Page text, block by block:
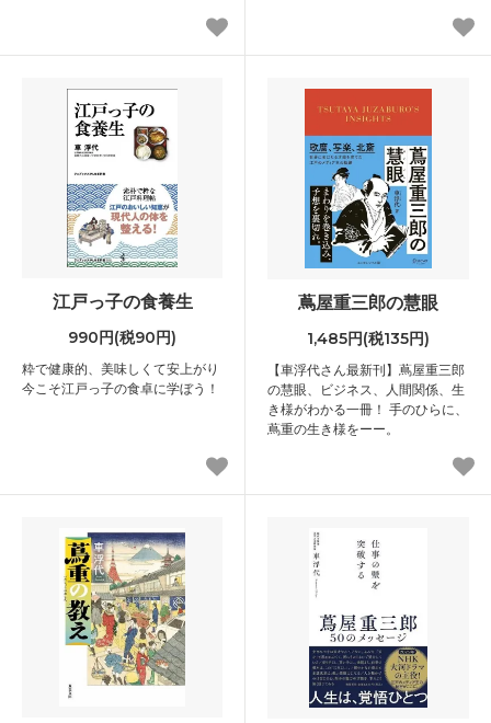
江戸っ子の食養生
990円(税90円)
粋で健康的、美味しくて安上がり
今こそ江戸っ子の食卓に学ぼう！
蔦屋重三郎の慧眼
1,485円(税135円)
【車浮代さん最新刊】蔦屋重三郎
の慧眼、ビジネス、人間関係、生
き様がわかる一冊！ 手のひらに、
蔦重の生き様をーー。